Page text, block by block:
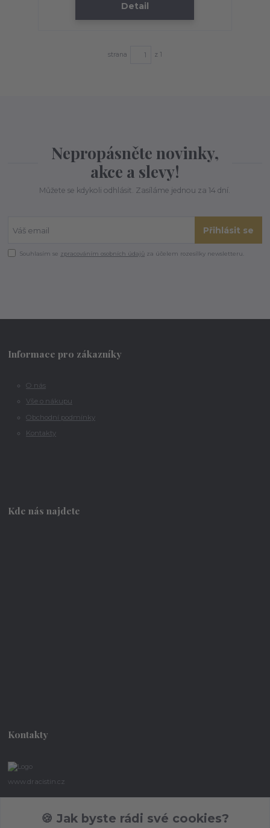
Detail
strana z 1
Nepropásněte novinky,
akce a slevy!
Můžete se kdykoli odhlásit. Zasíláme jednou za 14 dní.
Přihlásit se
Souhlasím se zpracováním osobních údajů za účelem rozesílky newsletteru.
Informace pro zákazníky
O nás
Vše o nákupu
Obchodní podmínky
Kontakty
Kde nás najdete
Kontakty
www.dracistin.cz
+420 737 613 735
🍪 Jak byste rádi své cookies?